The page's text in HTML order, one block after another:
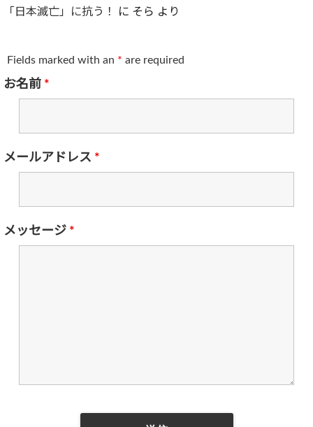
「日本滅亡」に抗う！ に そら より
Fields marked with an * are required
お名前 *
メールアドレス *
メッセージ *